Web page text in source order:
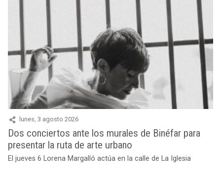
lunes, 3 agosto 2026
Dos conciertos ante los murales de Binéfar para
presentar la ruta de arte urbano
El jueves 6 Lorena Margalló actúa en la calle de La Iglesia